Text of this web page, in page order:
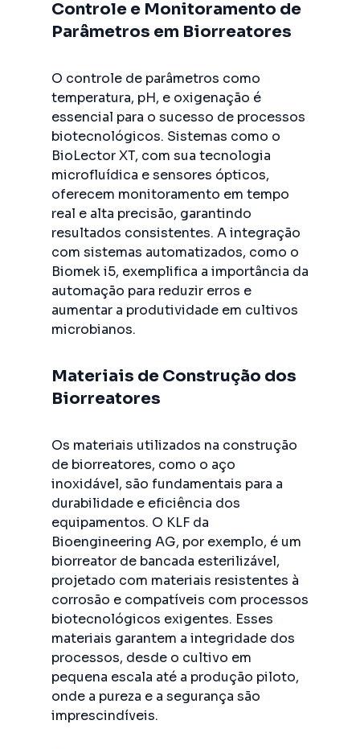
Controle e Monitoramento de
Parâmetros em Biorreatores
O controle de parâmetros como
temperatura, pH, e oxigenação é
essencial para o sucesso de processos
biotecnológicos. Sistemas como o
BioLector XT, com sua tecnologia
microfluídica e sensores ópticos,
oferecem monitoramento em tempo
real e alta precisão, garantindo
resultados consistentes. A integração
com sistemas automatizados, como o
Biomek i5, exemplifica a importância da
automação para reduzir erros e
aumentar a produtividade em cultivos
microbianos.
Materiais de Construção dos
Biorreatores
Os materiais utilizados na construção
de biorreatores, como o aço
inoxidável, são fundamentais para a
durabilidade e eficiência dos
equipamentos. O KLF da
Bioengineering AG, por exemplo, é um
biorreator de bancada esterilizável,
projetado com materiais resistentes à
corrosão e compatíveis com processos
biotecnológicos exigentes. Esses
materiais garantem a integridade dos
processos, desde o cultivo em
pequena escala até a produção piloto,
onde a pureza e a segurança são
imprescindíveis.